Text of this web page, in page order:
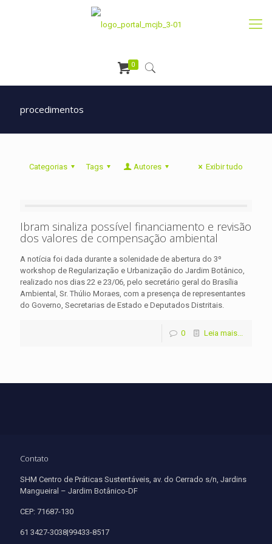
0
procedimentos
Categorias Tags Autores Exibir tudo
Ibram sinaliza possível financiamento e revisão
dos valores de compensação ambiental
A notícia foi dada durante a solenidade de abertura do 3º
workshop de Regularização e Urbanização do Jardim Botânico,
realizado nos dias 22 e 23/06, pelo secretário geral do Brasília
Ambiental, Sr. Thúlio Moraes, com a presença de representantes
do Governo, Secretarias de Estado e Deputados Distritais.
0 Leia mais...
Contato
SHM Centro de Práticas Sustentáveis, av. do Cerrado s/n, Jardins
Mangueiral – Jardim Botânico-DF
CEP: 71687-130
61 3427-3038|99433-8517